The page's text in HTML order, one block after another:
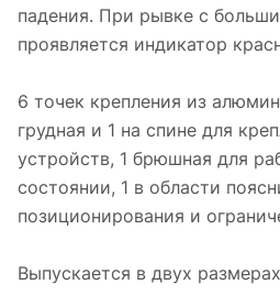
падения. При рывке с
проявляется индикатор
6 точек крепления из
грудная и 1 на спине для
устройств, 1 брюшная для
состоянии, 1 в области
позиционирования и
Выпускается в двух